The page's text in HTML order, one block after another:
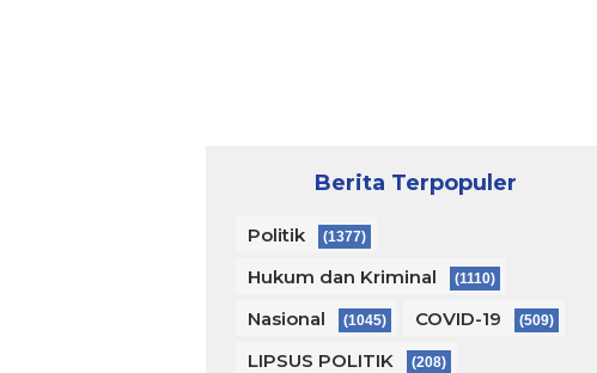
Berita Terpopuler
Politik (1377)
Hukum dan Kriminal (1110)
Nasional (1045) COVID-19 (509)
LIPSUS POLITIK (208)